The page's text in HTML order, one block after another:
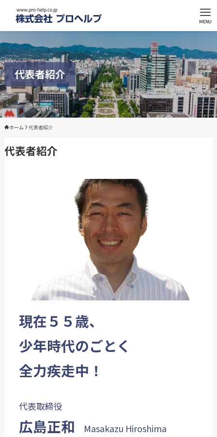
MENU
代表者紹介
ホーム 代表者紹介
代表者紹介
現在５５歳、
少年時代のごとく
全力疾走中！
代表取締役
広島正和 Masakazu Hiroshima